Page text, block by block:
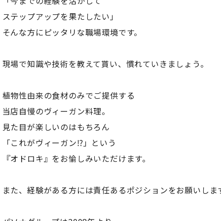
ステップアップを果たしたい」
そんな方にピッタリな職場環境です。
現場で知識や技術を教えて貰い、慣れていきましょう。
植物性由来の食材のみでご提供する
当店自慢のヴィーガン料理。
見た目が楽しいのはもちろん
「これがヴィーガン⁉」という
『オドロキ』をお愉しみいただけます。
また、経験がある方には責任あるポジションをお願いしま